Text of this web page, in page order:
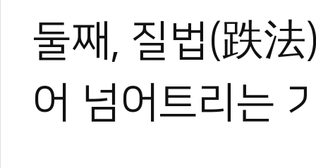
둘째, 질법(跌
어 넘어트리는
0 0